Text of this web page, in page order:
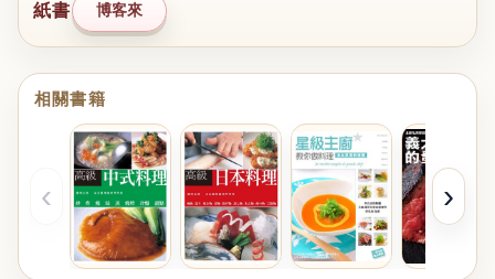
紙書 博客來
相關書籍
‹ ›